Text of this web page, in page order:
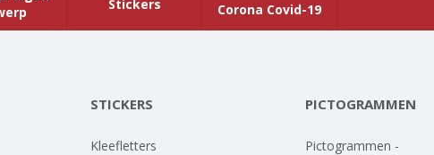
Stickers Corona Covid-19
STICKERS
Kleefletters
PICTOGRAMMEN
Pictogrammen -